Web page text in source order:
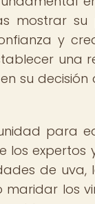
mostrar
y
una
su
para
los
de uva,
los